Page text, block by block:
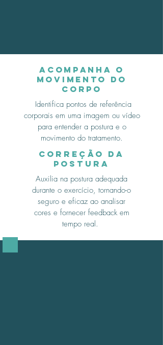
Acompanha o
movimento do
corpo
Identifica pontos de referência
corporais em uma imagem ou vídeo
para entender a postura e o
movimento do tratamento.
correção da
postura
Auxilia na postura adequada
durante o exercício, tornando-o
seguro e eficaz ao analisar
cores e fornecer feedback em
tempo real.